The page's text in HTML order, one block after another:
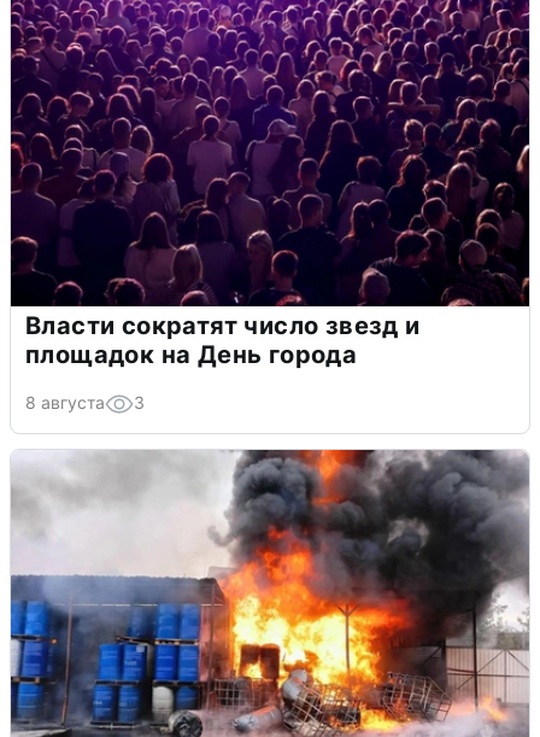
Власти сократят число звезд и
площадок на День города
8 августа 3